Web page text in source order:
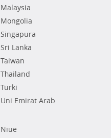
Malaysia
Mongolia
Singapura
Sri Lanka
Taiwan
Thailand
Turki
Uni Emirat Arab
Niue